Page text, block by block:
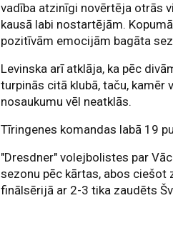
vadība atzinīgi novērtēja otrās
kausā labi nostartējām.
pozitīvām emocijām bagāta
Levinska arī atklāja, ka pēc
turpinās citā klubā, taču,
nosaukumu vēl neatklās.
Tīringenes komandas labā 19
"Dresdner" volejbolistes par
sezonu pēc kārtas, abos
finālsērijā ar 2-3 tika zaudēts